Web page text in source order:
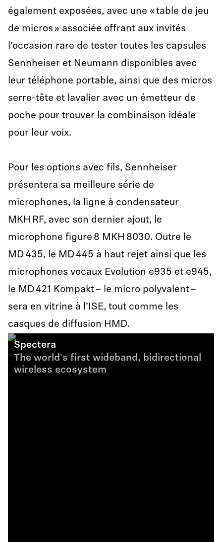
également exposées, avec une « table de jeu
de micros » associée offrant aux invités
l’occasion rare de tester toutes les capsules
Sennheiser et Neumann disponibles avec
leur téléphone portable, ainsi que des micros
serre-tête et lavalier avec un émetteur de
poche pour trouver la combinaison idéale
pour leur voix.
Pour les options avec fils, Sennheiser
présentera sa meilleure série de
microphones, la ligne à condensateur
MKH RF, avec son dernier ajout, le
microphone figure 8 MKH 8030. Outre le
MD 435, le MD 445 à haut rejet ainsi que les
microphones vocaux Evolution e935 et e945,
le MD 421 Kompakt – le micro polyvalent –
sera en vitrine à l’ISE, tout comme les
casques de diffusion HMD.
Spectera
The world's first wideband, bidirectional
wireless ecosystem